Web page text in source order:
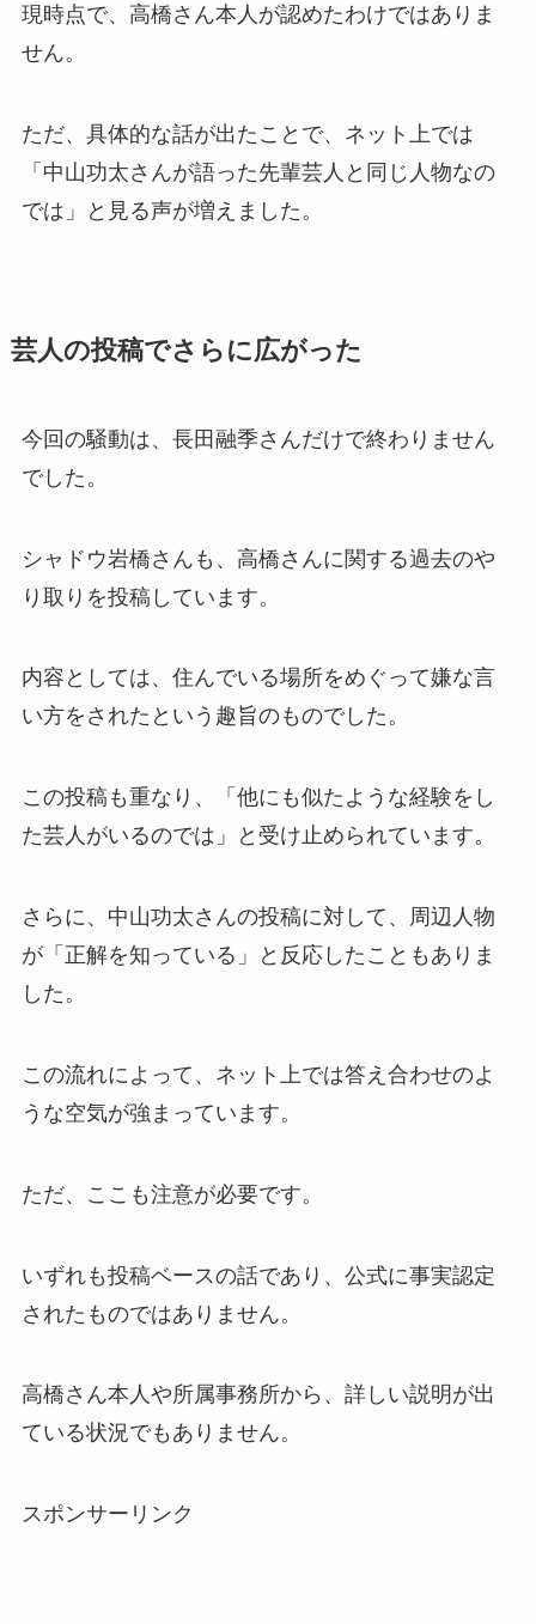
現時点で、高橋さん本人が認めたわけではありま
せん。
ただ、具体的な話が出たことで、ネット上では
「中山功太さんが語った先輩芸人と同じ人物なの
では」と見る声が増えました。
芸人の投稿でさらに広がった
今回の騒動は、長田融季さんだけで終わりません
でした。
シャドウ岩橋さんも、高橋さんに関する過去のや
り取りを投稿しています。
内容としては、住んでいる場所をめぐって嫌な言
い方をされたという趣旨のものでした。
この投稿も重なり、「他にも似たような経験をし
た芸人がいるのでは」と受け止められています。
さらに、中山功太さんの投稿に対して、周辺人物
が「正解を知っている」と反応したこともありま
した。
この流れによって、ネット上では答え合わせのよ
うな空気が強まっています。
ただ、ここも注意が必要です。
いずれも投稿ベースの話であり、公式に事実認定
されたものではありません。
高橋さん本人や所属事務所から、詳しい説明が出
ている状況でもありません。
スポンサーリンク